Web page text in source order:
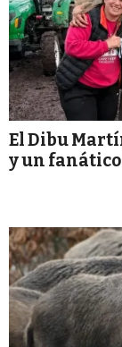
El Dibu
y un